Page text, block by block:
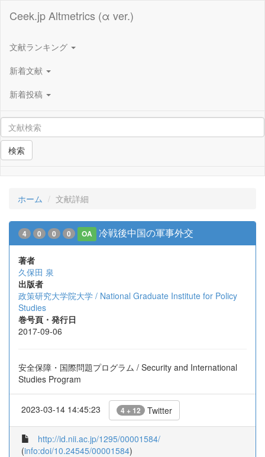
Ceek.jp Altmetrics (α ver.)
文献ランキング
新着文献
新着投稿
検索
ホーム 文献詳細
4 0 0 0 OA 冷戦後中国の軍事外交
著者
久保田 泉
出版者
政策研究大学院大学 / National Graduate Institute for Policy
Studies
巻号頁・発行日
2017-09-06
安全保障・国際問題プログラム / Security and International
Studies Program
2023-03-14 14:45:23 4 + 12 Twitter
http://id.nii.ac.jp/1295/00001584/
(info:doi/10.24545/00001584)